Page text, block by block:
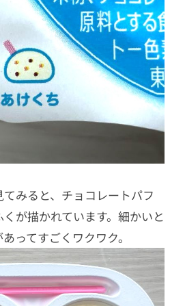
みると、チョコレートパフ
が描かれています。細かいと
ってすごくワクワク。